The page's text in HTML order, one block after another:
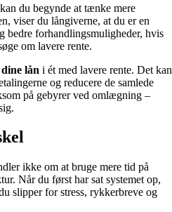
du begynde at tænke mere
viser du långiverne, at du er en
bedre forhandlingsmuligheder, hvis
om lavere rente.
lån i ét med lavere rente. Det kan
og reducere de samlede
på gebyrer ved omlægning –
ikke om at bruge mere tid på
Når du først har sat systemet op,
slipper for stress, rykkerbreve og